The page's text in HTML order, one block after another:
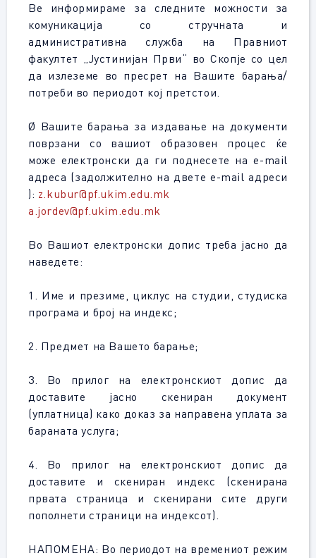
Ве информираме за следните можности за
комуникација со стручната и
административна служба на Правниот
факултет „Јустинијан Први“ во Скопје со цел
да излеземе во пресрет на Вашите барања/
потреби во периодот кој претстои.
Ø Вашите барања за издавање на документи
поврзани со вашиот образовен процес ќе
може електронски да ги поднесете на e-mail
адреса (задолжително на двете e-mail адреси
): z.kubur@pf.ukim.edu.mk
a.jordev@pf.ukim.edu.mk
Во Вашиот електронски допис треба јасно да
наведете:
1. Име и презиме, циклус на студии, студиска
програма и број на индекс;
2. Предмет на Вашето барање;
3. Во прилог на електронскиот допис да
доставите јасно скениран документ
(уплатница) како доказ за направена уплата за
бараната услуга;
4. Во прилог на електронскиот допис да
доставите и скениран индекс (скенирана
првата страница и скенирани сите други
пополнети страници на индексот).
НАПОМЕНА: Во периодот на времениот режим